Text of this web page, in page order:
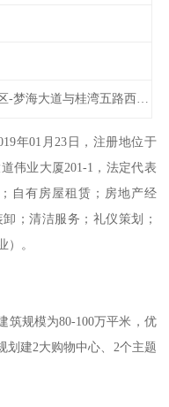
深圳市-南山区-梦海大道与桂湾五路西北交叉口
年01月23日，注册地位于
伟业大厦201-1，法定代表
自有房屋租赁；房地产经
；清洁服务；礼仪策划；
）。
筑规模为80-100万平米，优
划建2大购物中心、2个主题